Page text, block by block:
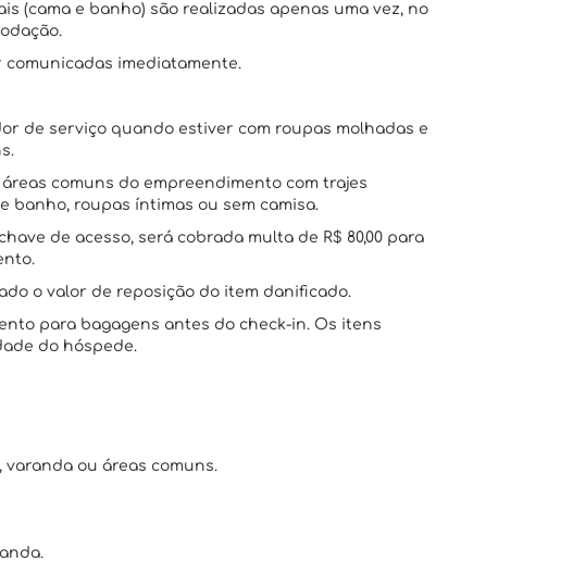
(cama e banho) são realizadas apenas uma vez, no
comunicadas imediatamente.
de serviço quando estiver com roupas molhadas e
comuns do empreendimento com trajes
banho, roupas íntimas ou sem camisa.
de acesso, será cobrada multa de R$ 80,00 para
o valor de reposição do item danificado.
para bagagens antes do check-in. Os itens
do hóspede.
ou áreas comuns.